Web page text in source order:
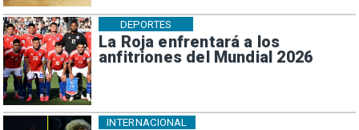
La Roja enfrentará a los
anfitriones del Mundial 2026
DEPORTES
INTERNACIONAL